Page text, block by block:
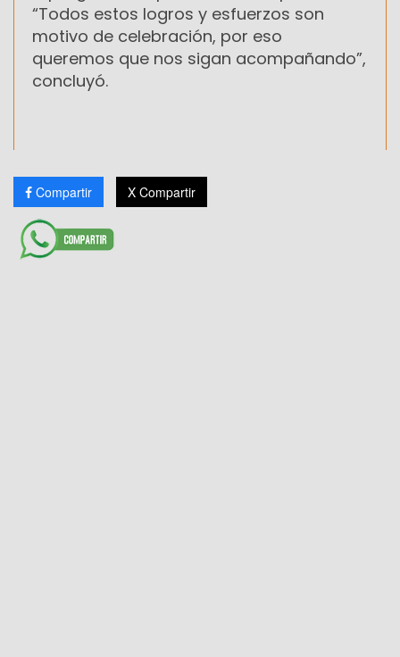
“Todos estos logros y esfuerzos son
motivo de celebración, por eso
queremos que nos sigan acompañando”,
concluyó.
Compartir X Compartir